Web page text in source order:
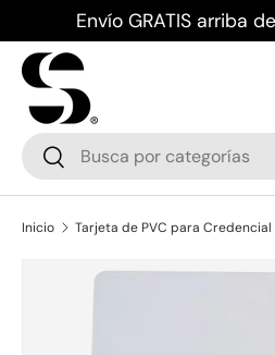
Ir al contenido
Envío GRATIS arriba
Buscar
Buscar
Inicio Tarjeta de PVC para Credencial